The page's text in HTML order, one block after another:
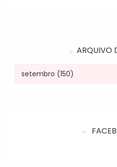
ARQUIVO